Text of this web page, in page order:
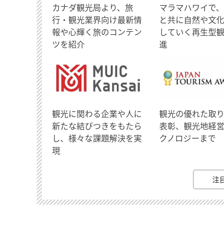
​カナダ観光局より、旅
行・観光業界向け最新情
報や心輝く旅のコンテン
ツを紹介
マラマハワイで
と共に自然や文
していく再生型
進
観光に関わる企業や人に
新たな結びつきをもたら
し、様々な課題解決を実
現
観光の優れた取
表彰、観光地経
クノロジーまで
注